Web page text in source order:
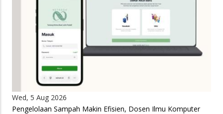
Wed, 5 Aug 2026
Pengelolaan Sampah Makin Efisien, Dosen Ilmu Komputer